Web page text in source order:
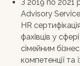
З 2019 по 2021
Advisory
HR
фахівців у
сімейним
компетенції та